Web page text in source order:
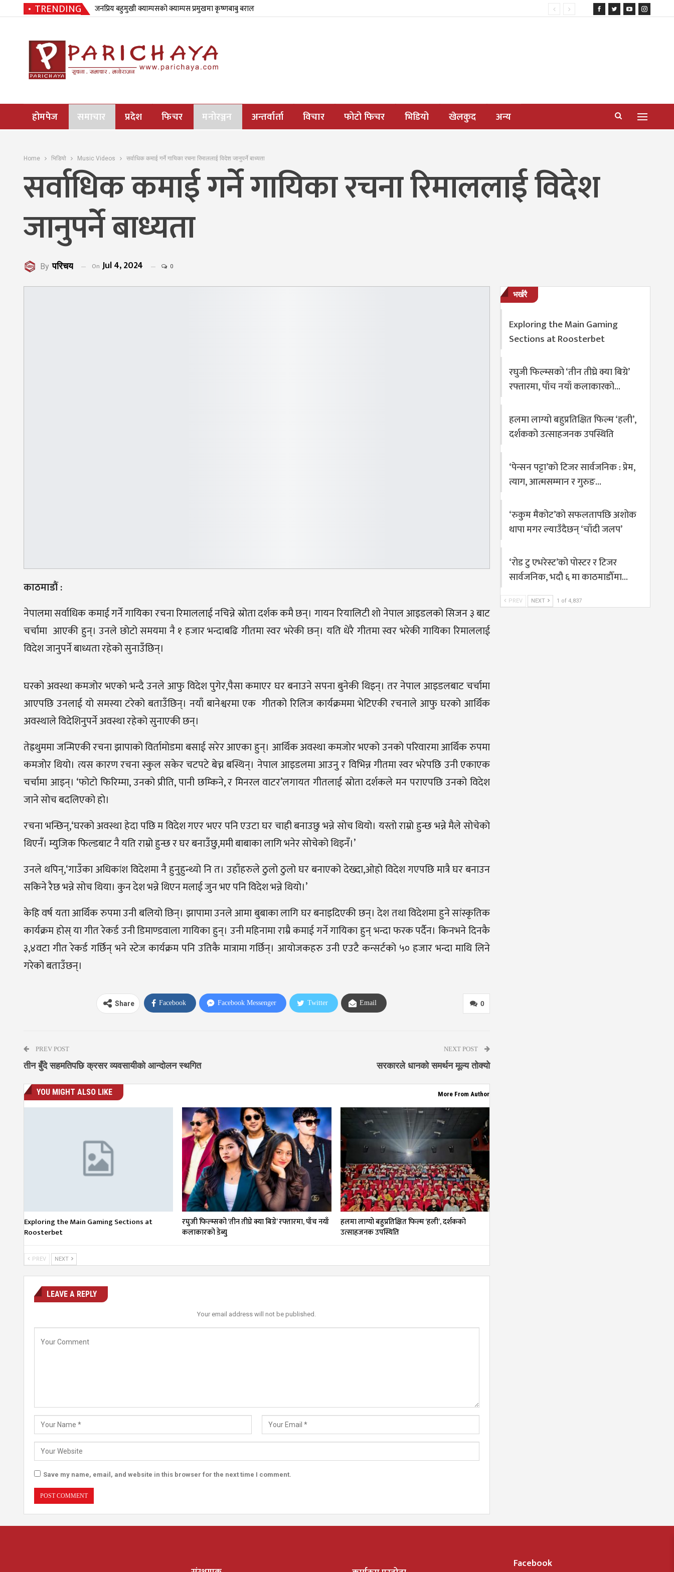
TRENDING जनप्रिय बहुमुखी क्याम्पसको क्याम्पस प्रमुखमा कृष्णबाबु बराल
होमपेज समाचार प्रदेश फिचर मनोरञ्जन अन्तर्वार्ता विचार फोटो फिचर भिडियो खेलकुद अन्य
Home भिडियो Music Videos सर्वाधिक कमाई गर्ने गायिका रचना रिमाललाई विदेश जानुपर्ने बाध्यता
सर्वाधिक कमाई गर्ने गायिका रचना रिमाललाई विदेश
जानुपर्ने बाध्यता
By परिचय On Jul 4, 2024 0
काठमाडौं :
नेपालमा सर्वाधिक कमाई गर्ने गायिका रचना रिमाललाई नचिन्ने स्रोता दर्शक कमै छन्। गायन रियालिटी शो नेपाल आइडलको सिजन ३ बाट
चर्चामा आएकी हुन्। उनले छोटो समयमा नै १ हजार भन्दाबढि गीतमा स्वर भरेकी छन्। यति धेरै गीतमा स्वर भरेकी गायिका रिमाललाई
विदेश जानुपर्ने बाध्यता रहेको सुनाउँछिन्।
घरको अवस्था कमजोर भएको भन्दै उनले आफु विदेश पुगेर,पैसा कमाएर घर बनाउने सपना बुनेकी थिइन्। तर नेपाल आइडलबाट चर्चामा
आएपछि उनलाई यो समस्या टरेको बताउँछिन्। नयाँ बानेश्वरमा एक गीतको रिलिज कार्यक्रममा भेटिएकी रचनाले आफु घरको आर्थिक
अवस्थाले विदेशिनुपर्ने अवस्था रहेको सुनाएकी छन्।
तेह्रथुममा जन्मिएकी रचना झापाको विर्तामोडमा बसाई सरेर आएका हुन्। आर्थिक अवस्था कमजोर भएको उनको परिवारमा आर्थिक रुपमा
कमजोर थियो। त्यस कारण रचना स्कुल सकेर चटपटे बेच्न बस्थिन्। नेपाल आइडलमा आउनु र विभिन्न गीतमा स्वर भरेपछि उनी एकाएक
चर्चामा आइन्। ‘फोटो फिरिम्मा, उनको प्रीति, पानी छम्किने, र मिनरल वाटर’लगायत गीतलाई स्रोता दर्शकले मन पराएपछि उनको विदेश
जाने सोच बदलिएको हो।
रचना भन्छिन्,‘घरको अवस्था हेदा पछि म विदेश गएर भएर पनि एउटा घर चाही बनाउछु भन्ने सोच थियो। यस्तो राम्रो हुन्छ भन्ने मैले सोचेको
थिएनँ। म्युजिक फिल्डबाट नै यति राम्रो हुन्छ र घर बनाउँछु,ममी बाबाका लागि भनेर सोचेको थिइनँ।’
उनले थपिन्,‘गाउँका अधिकांश विदेशमा नै हुनुहुन्थ्यो नि त। उहाँहरुले ठुलो ठुलो घर बनाएको देख्दा,ओहो विदेश गएपछि मात्रै घर बनाउन
सकिने रैछ भन्ने सोच थिया। कुन देश भन्ने थिएन मलाई जुन भए पनि विदेश भन्ने थियो।’
केहि वर्ष यता आर्थिक रुपमा उनी बलियो छिन्। झापामा उनले आमा बुबाका लागि घर बनाइदिएकी छन्। देश तथा विदेशमा हुने सांस्कृतिक
कार्यक्रम होस् या गीत रेकर्ड उनी डिमाण्डवाला गायिका हुन्। उनी महिनामा राम्रै कमाई गर्ने गायिका हुन् भन्दा फरक पर्दैन। किनभने दिनकै
३,४वटा गीत रेकर्ड गर्छिन् भने स्टेज कार्यक्रम पनि उतिकै मात्रामा गर्छिन्। आयोजकहरु उनी एउटै कन्सर्टको ५० हजार भन्दा माथि लिने
गरेको बताउँछन्।
0
Share Facebook Facebook Messenger Twitter Email
PREV POST
तीन बुँदे सहमतिपछि क्रसर व्यवसायीको आन्दोलन स्थगित
NEXT POST
सरकारले धानको समर्थन मूल्य तोक्यो
YOU MIGHT ALSO LIKE More From Author
Exploring the Main Gaming Sections at
Roosterbet
रघुजी फिल्म्सको ‘तीन तीघ्रे क्या बिग्रे’ रफ्तारमा, पाँच नयाँ
कलाकारको डेब्यु
हलमा लाग्यो बहुप्रतिक्षित फिल्म ‘हली’, दर्शकको
उत्साहजनक उपस्थिति
PREV NEXT
LEAVE A REPLY
Your email address will not be published.
Save my name, email, and website in this browser for the next time I comment.
भर्खरै
Exploring the Main Gaming
Sections at Roosterbet
रघुजी फिल्म्सको ‘तीन तीघ्रे क्या बिग्रे’
रफ्तारमा, पाँच नयाँ कलाकारको…
हलमा लाग्यो बहुप्रतिक्षित फिल्म ‘हली’,
दर्शकको उत्साहजनक उपस्थिति
‘पेन्सन पट्टा’को टिजर सार्वजनिक : प्रेम,
त्याग, आत्मसम्मान र गुरुङ…
‘रुकुम मैकोट’को सफलतापछि अशोक
थापा मगर ल्याउँदैछन् ‘चाँदी जलप’
‘रोड टु एभरेस्ट’को पोस्टर र टिजर
सार्वजनिक, भदौ ६ मा काठमाडौँमा…
PREV NEXT 1 of 4,837
Facebook